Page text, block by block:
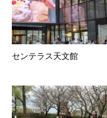
センテラス天文館